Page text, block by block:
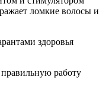
ломкие волосы и
здоровья
работу